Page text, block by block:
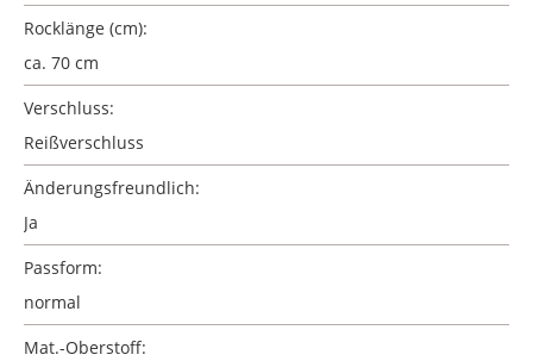
Rocklänge (cm):
ca. 70 cm
Verschluss:
Reißverschluss
Änderungsfreundlich:
Ja
Passform:
normal
Mat.-Oberstoff: